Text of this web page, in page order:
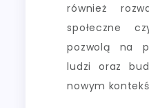
również
społeczne
pozwolą na
ludzi oraz
nowym